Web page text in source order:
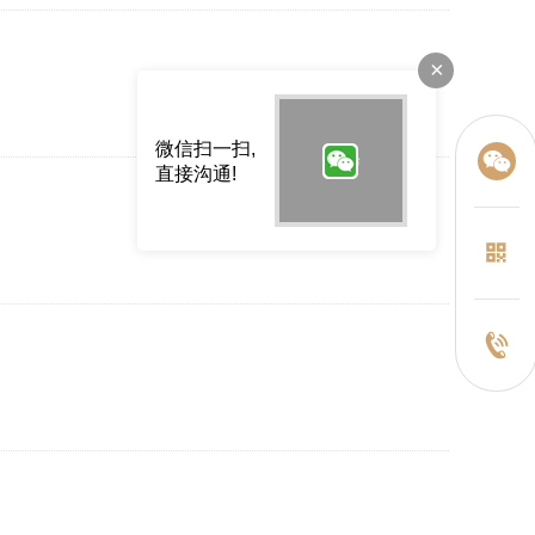
×
微信扫一扫,
直接沟通!